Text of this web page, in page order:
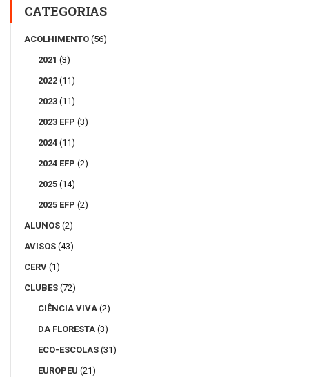
CATEGORIAS
ACOLHIMENTO (56)
2021 (3)
2022 (11)
2023 (11)
2023 EFP (3)
2024 (11)
2024 EFP (2)
2025 (14)
2025 EFP (2)
ALUNOS (2)
AVISOS (43)
CERV (1)
CLUBES (72)
CIÊNCIA VIVA (2)
DA FLORESTA (3)
ECO-ESCOLAS (31)
EUROPEU (21)